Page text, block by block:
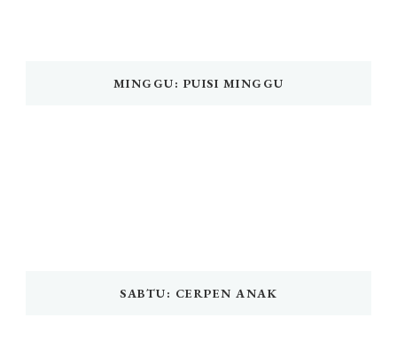
MINGGU: PUISI MINGGU
SABTU: CERPEN ANAK